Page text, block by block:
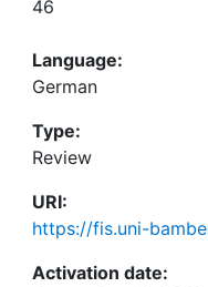
46
Language:
German
Type:
Review
URI:
https://fis.uni-
Activation date: